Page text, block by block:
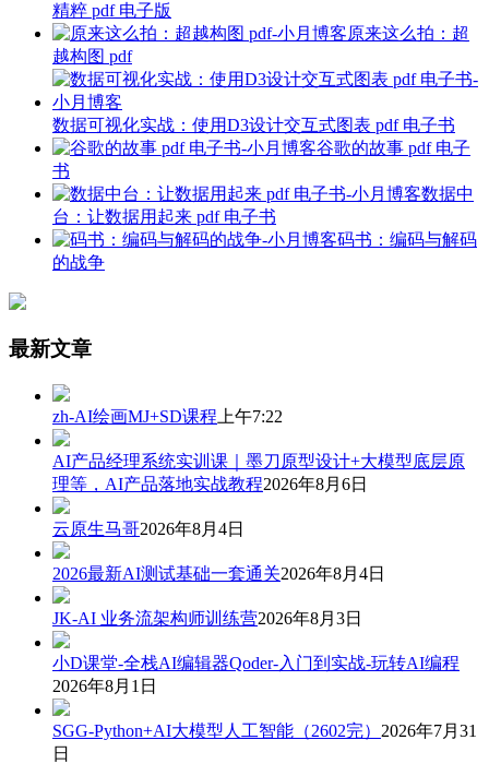
精粹 pdf 电子版
原来这么拍：超
越构图 pdf
数据可视化实战：使用D3设计交互式图表 pdf 电子书
谷歌的故事 pdf 电子
书
数据中
台：让数据用起来 pdf 电子书
码书：编码与解码
的战争
最新文章
zh-AI绘画MJ+SD课程 上午7:22
AI产品经理系统实训课｜墨刀原型设计+大模型底层原
理等，AI产品落地实战教程2026年8月6日
云原生马哥2026年8月4日
2026最新AI测试基础一套通关2026年8月4日
JK-AI 业务流架构师训练营2026年8月3日
小D课堂-全栈AI编辑器Qoder-入门到实战-玩转AI编程
2026年8月1日
SGG-Python+AI大模型人工智能（2602完） 2026年7月31
日